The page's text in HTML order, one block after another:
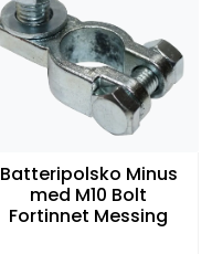
Batteripolsko Minus
med M10 Bolt
Fortinnet Messing